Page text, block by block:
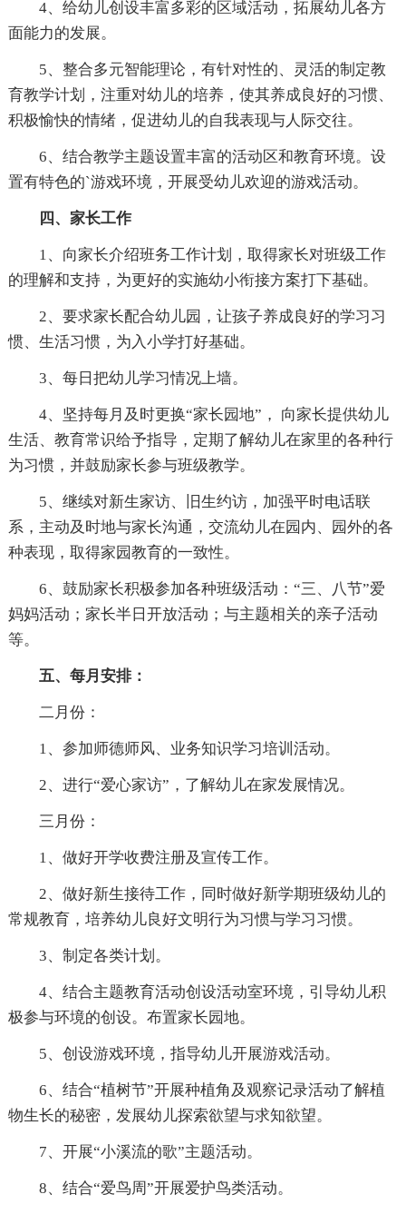
4、给幼儿创设丰富多彩的区域活动，拓展幼儿各方
面能力的发展。
5、整合多元智能理论，有针对性的、灵活的制定教
育教学计划，注重对幼儿的培养，使其养成良好的习惯、
积极愉快的情绪，促进幼儿的自我表现与人际交往。
6、结合教学主题设置丰富的活动区和教育环境。设
置有特色的`游戏环境，开展受幼儿欢迎的游戏活动。
四、家长工作
1、向家长介绍班务工作计划，取得家长对班级工作
的理解和支持，为更好的实施幼小衔接方案打下基础。
2、要求家长配合幼儿园，让孩子养成良好的学习习
惯、生活习惯，为入小学打好基础。
3、每日把幼儿学习情况上墙。
4、坚持每月及时更换“家长园地”， 向家长提供幼儿
生活、教育常识给予指导，定期了解幼儿在家里的各种行
为习惯，并鼓励家长参与班级教学。
5、继续对新生家访、旧生约访，加强平时电话联
系，主动及时地与家长沟通，交流幼儿在园内、园外的各
种表现，取得家园教育的一致性。
6、鼓励家长积极参加各种班级活动：“三、八节”爱
妈妈活动；家长半日开放活动；与主题相关的亲子活动
等。
五、每月安排：
二月份：
1、参加师德师风、业务知识学习培训活动。
2、进行“爱心家访”，了解幼儿在家发展情况。
三月份：
1、做好开学收费注册及宣传工作。
2、做好新生接待工作，同时做好新学期班级幼儿的
常规教育，培养幼儿良好文明行为习惯与学习习惯。
3、制定各类计划。
4、结合主题教育活动创设活动室环境，引导幼儿积
极参与环境的创设。布置家长园地。
5、创设游戏环境，指导幼儿开展游戏活动。
6、结合“植树节”开展种植角及观察记录活动了解植
物生长的秘密，发展幼儿探索欲望与求知欲望。
7、开展“小溪流的歌”主题活动。
8、结合“爱鸟周”开展爱护鸟类活动。